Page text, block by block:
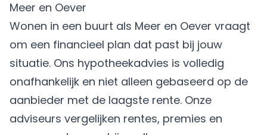
Meer en Oever
Wonen in een buurt als Meer en Oever vraagt
om een financieel plan dat past bij jouw
situatie. Ons hypotheekadvies is volledig
onafhankelijk en niet alleen gebaseerd op de
aanbieder met de laagste rente. Onze
adviseurs vergelijken rentes, premies en